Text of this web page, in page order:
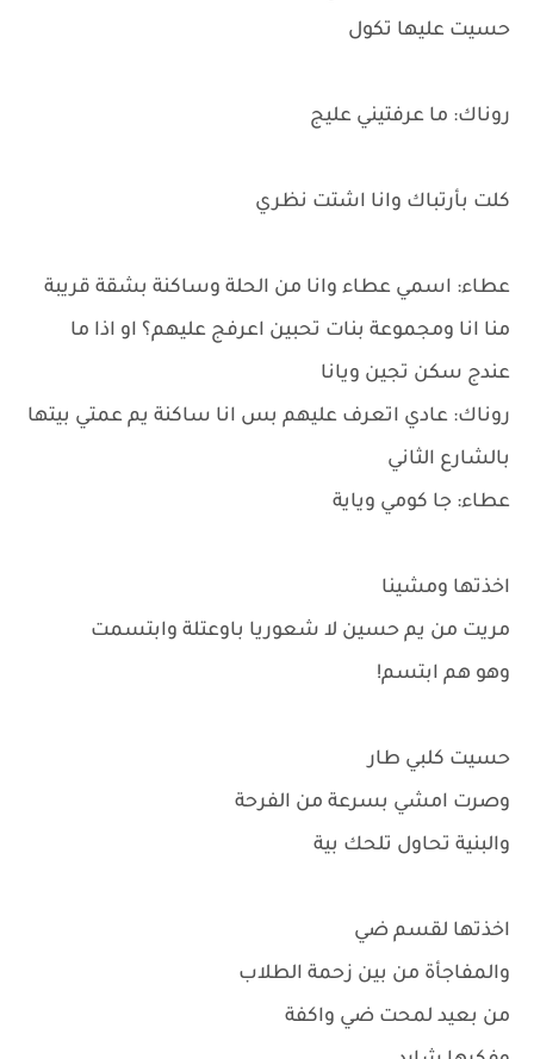
حسيت عليها تكول
روناك: ما عرفتيني عليج
كلت بأرتباك وانا اشتت نظري
عطاء: اسمي عطاء وانا من الحلة وساكنة بشقة قريبة
منا انا ومجموعة بنات تحبين اعرفج عليهم؟ او اذا ما
عندج سكن تجين ويانا
روناك: عادي اتعرف عليهم بس انا ساكنة يم عمتي بيتها
بالشارع الثاني
عطاء: جا كومي وياية
اخذتها ومشينا
مريت من يم حسين لا شعوريا باوعتلة وابتسمت
وهو هم ابتسم!
حسيت كلبي طار
وصرت امشي بسرعة من الفرحة
والبنية تحاول تلحك بية
اخذتها لقسم ضي
والمفاجأة من بين زحمة الطلاب
من بعيد لمحت ضي واكفة